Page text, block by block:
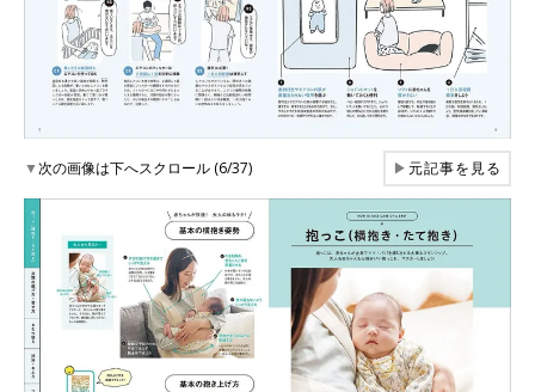
▼次の画像は下へスクロール (6/37) ▶元記事を見る